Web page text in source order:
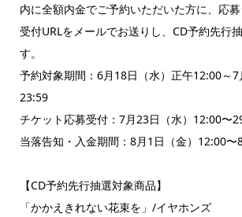
内に全額内金でご予約いただいた方に、応
受付URLをメールでお送りし、CD予約先行
す。
予約対象期間：6月18日（水）正午12:00～7
23:59
チケット応募受付：7月23日（水）12:00〜
当落告知・入金期間：8月1日（金）12:00
【CD予約先行抽選対象商品】
「かかえきれない花束を」/イヤホンズ